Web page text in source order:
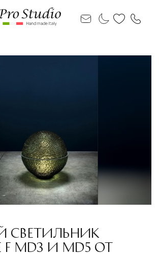
СВЕТИЛЬНИК
F MD3 И MD5 ОТ